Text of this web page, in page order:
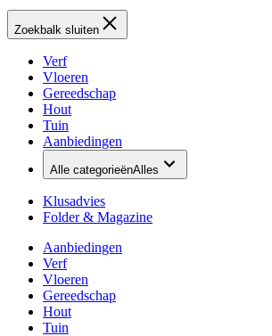
Zoekbalk sluiten
Verf
Vloeren
Gereedschap
Hout
Tuin
Aanbiedingen
Alle categorieënAlles
Klusadvies
Folder & Magazine
Aanbiedingen
Verf
Vloeren
Gereedschap
Hout
Tuin